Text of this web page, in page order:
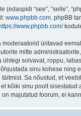
“see”, “selle”,
www.phpbb.com . phpBB
www.phpbb.com/
moderaatorid üritavad
mitte
ühtegi solvavat, roppu,
sinu kohese
Sa nõustud, et
kõiki sinu poolt
majutatud foorum, ei